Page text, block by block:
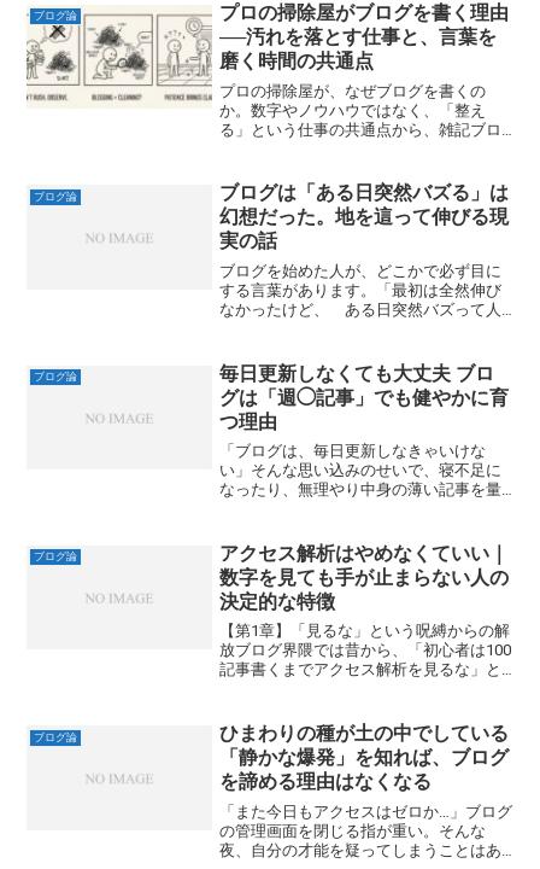
ブログ論
プロの掃除屋がブログを書く理由
──汚れを落とす仕事と、言葉を
磨く時間の共通点
プロの掃除屋が、なぜブログを書くの
か。数字やノウハウではなく、「整え
る」という仕事の共通点から、雑記ブロ
ブログ論
ブログは「ある日突然バズる」は
幻想だった。地を這って伸びる現
実の話
ブログを始めた人が、どこかで必ず目に
する言葉があります。「最初は全然伸び
なかったけど、 ある日突然バズって人
しくなります。なぜなら、多くの人が想
像している「バズ」は、実...
ブログ論
毎日更新しなくても大丈夫 ブロ
グは「週◯記事」でも健やかに育
つ理由
「ブログは、毎日更新しなきゃいけな
い」そんな思い込みのせいで、寝不足に
なったり、無理やり中身の薄い記事を量
ます。大切なのは、「降水量（記事
数）」よりも**「リズム（続けら...
ブログ論
アクセス解析はやめなくていい｜
数字を見ても手が止まらない人の
決定的な特徴
【第1章】「見るな」という呪縛からの解
放ブログ界隈では昔から、「初心者は100
記事書くまでアクセス解析を見るな」と
肝心の記事更新が止まってしまうのは本
末転倒だからです。...
ブログ論
ひまわりの種が土の中でしている
「静かな爆発」を知れば、ブログ
を諦める理由はなくなる
「また今日もアクセスはゼロか…」ブログ
の管理画面を閉じる指が重い。そんな
夜、自分の才能を疑ってしまうことはあ